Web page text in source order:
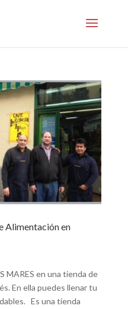
Alimentación en
MARES en una tienda de
En ella puedes llenar tu
Es una tienda